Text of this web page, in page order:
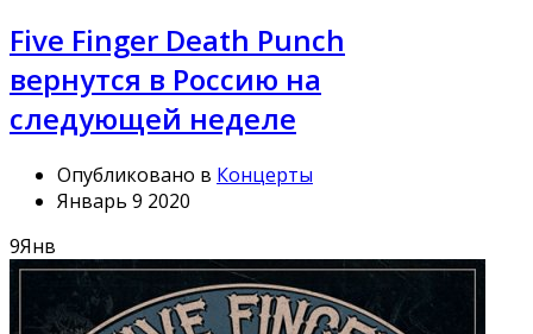
Five Finger Death Punch
вернутся в Россию на
следующей неделе
Опубликовано в Концерты
Январь 9 2020
9Янв